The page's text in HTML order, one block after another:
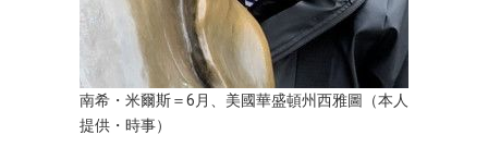
南希・米爾斯＝6月、美國華盛頓州西雅圖（本人
提供・時事）